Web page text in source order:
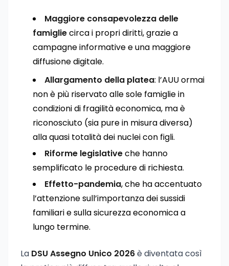
Maggiore consapevolezza delle
famigliecirca i propri diritti, grazie a
campagne informative e una maggiore
diffusione digitale.
Allargamento della platea: l’AUU ormai
non è più riservato alle sole famiglie in
condizioni di fragilità economica, ma è
riconosciuto (sia pure in misura diversa)
alla quasi totalità dei nuclei con figli.
Riforme legislativeche hanno
semplificato le procedure di richiesta.
Effetto-pandemia, che ha accentuato
l’attenzione sull’importanza dei sussidi
familiari e sulla sicurezza economica a
lungo termine.
La DSU Assegno Unico 2026è diventata così